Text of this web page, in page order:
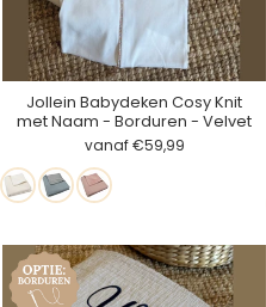
Jollein Babydeken Cosy Knit
met Naam - Borduren - Velvet
vanaf €59,99
Wit Seafoam
Dusty
Pink